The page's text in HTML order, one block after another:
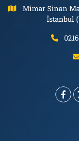
Mimar Sinan
İstanbul